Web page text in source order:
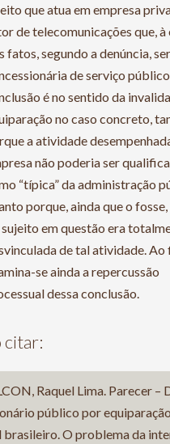
que atua em empresa
de telecomunicações que, à
fatos, segundo a denúncia,
de serviço
é no sentido da
no caso concreto,
a atividade
não poderia ser
“típica” da administração
porque, ainda que o fosse,
em questão era
de tal atividade. Ao
se ainda a repercussão
dessa conclusão.
citar:
Raquel Lima. Parecer –
público por
brasileiro. O problema da